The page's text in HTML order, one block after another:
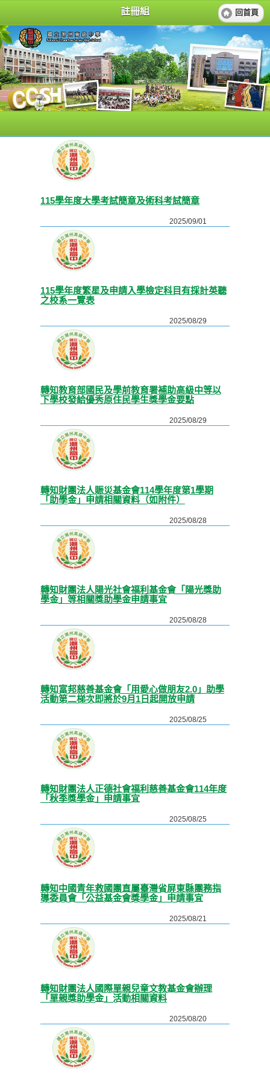
註冊組 回首頁
115學年度大學考試簡章及術科考試簡章
2025/09/01
115學年度繁星及申請入學檢定科目有採計英聽
之校系一覽表
2025/08/29
轉知教育部國民及學前教育署補助高級中等以
下學校發給優秀原住民學生獎學金要點
2025/08/29
轉知財團法人賑災基金會114學年度第1學期
「助學金」申請相關資料（如附件）
2025/08/28
轉知財團法人陽光社會福利基金會「陽光獎助
學金」等相關獎助學金申請事宜
2025/08/28
轉知富邦慈善基金會「用愛心做朋友2.0」助學
活動第二梯次即將於9月1日起開放申請
2025/08/25
轉知財團法人正德社會福利慈善基金會114年度
「秋季獎學金」申請事宜
2025/08/25
轉知中國青年救國團直屬臺灣省屏東縣團務指
導委員會「公益基金會獎學金」申請事宜
2025/08/21
轉知財團法人國際單親兒童文教基金會辦理
「單親獎助學金」活動相關資料
2025/08/20